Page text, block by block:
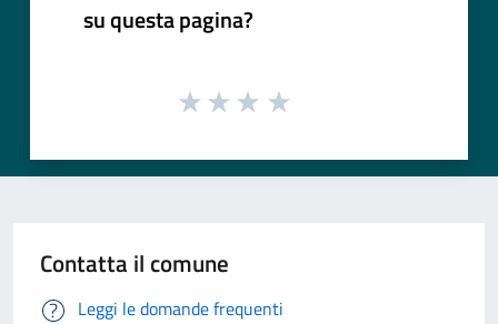
su questa pagina?
Contatta il comune
Leggi le domande frequenti